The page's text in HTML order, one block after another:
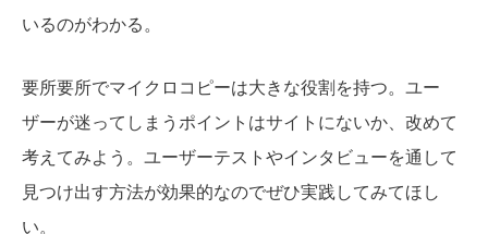
いるのがわかる。
要所要所でマイクロコピーは大きな役割を持つ。ユー
ザーが迷ってしまうポイントはサイトにないか、改めて
考えてみよう。ユーザーテストやインタビューを通して
見つけ出す方法が効果的なのでぜひ実践してみてほし
い。